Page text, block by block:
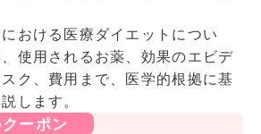
おける医療ダイエットについ
使用されるお薬、効果のエビデ
ク、費用まで、医学的根拠に基
します。
ーポン